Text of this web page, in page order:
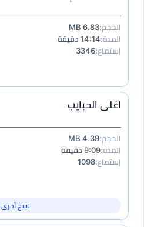
الحجم:6.83 MB
المدة:14:14 دقيقة
إستماع:3346
اغلى الحبايب
الحجم:4.39 MB
المدة:9:09 دقيقة
إستماع:1098
نسخ أخرى 2